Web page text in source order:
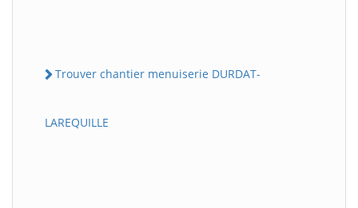
Trouver chantier menuiserie DURDAT-
LAREQUILLE